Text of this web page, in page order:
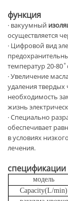
функция
· вакуумный
осуществляется
· Цифровой вид
температур 20-
· Увеличение
удаления твердых
необходимость
жизнь
· Специально
обеспечивает
в условиях
лечения.
спецификации
модель
Capacity(L/min)